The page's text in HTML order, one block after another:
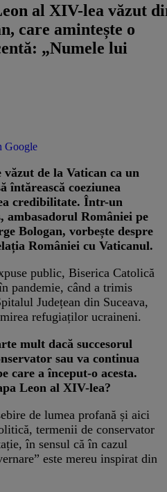
al XIV-lea văzut
care amintește o
„Numele lui
Google
de la Vatican ca un
întărească coeziunea
credibilitate. Într-un
României pe
Bologan, vorbește despre
României cu Vaticanul.
public, Biserica Catolică
pandemie, când a trimis
Județean din Suceava,
refugiaților ucraineni.
mult dacă succesorul
sau va continua
care a început-o acesta.
Leon al XIV-lea?
de lumea profană și aici
termenii de conservator
în sensul că în cazul
este mereu inspirat din